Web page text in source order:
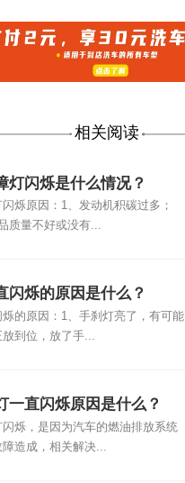
相关阅读
灯闪烁是什么情况？
烁原因：1、发动机积碳过多；
质量不好或没有...
闪烁的原因是什么？
的原因：1、手刹灯亮了，有可能
到位，放了手...
一直闪烁原因是什么？
烁，是因为汽车的燃油排放系统
造成，相关解决...